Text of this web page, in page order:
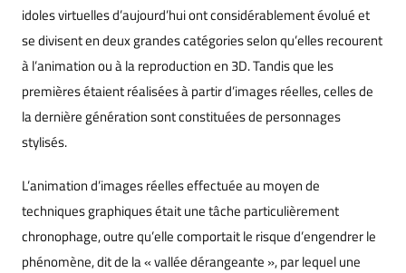
idoles virtuelles d’aujourd’hui ont considérablement évolué et
se divisent en deux grandes catégories selon qu’elles recourent
à l’animation ou à la reproduction en 3D. Tandis que les
premières étaient réalisées à partir d’images réelles, celles de
la dernière génération sont constituées de personnages
stylisés.
L’animation d’images réelles effectuée au moyen de
techniques graphiques était une tâche particulièrement
chronophage, outre qu’elle comportait le risque d’engendrer le
phénomène, dit de la « vallée dérangeante », par lequel une